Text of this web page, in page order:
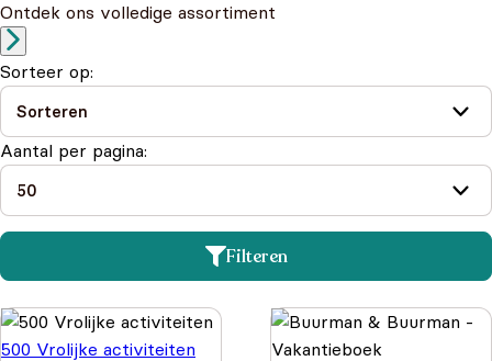
Ontdek ons volledige assortiment
Sorteer op:
Aantal per pagina:
Filteren
500 Vrolijke activiteiten